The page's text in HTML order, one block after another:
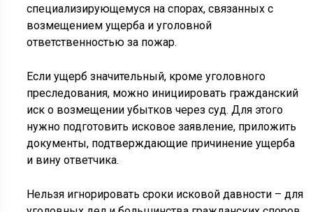
специализирующемуся на спорах, связанных с
возмещением ущерба и уголовной
ответственностью за пожар.
Если ущерб значительный, кроме уголовного
преследования, можно инициировать гражданский
иск о возмещении убытков через суд. Для этого
нужно подготовить исковое заявление, приложить
документы, подтверждающие причинение ущерба
и вину ответчика.
Нельзя игнорировать сроки исковой давности – для